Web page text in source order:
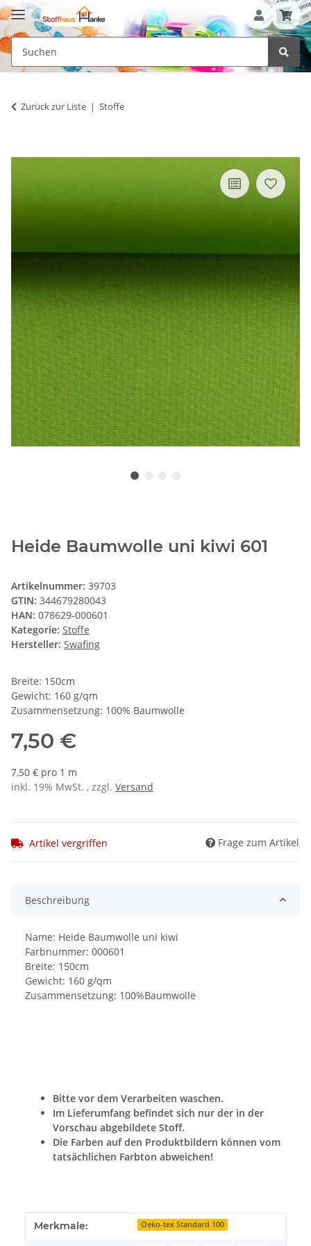
Zurück zur Liste Stoffe
Heide Baumwolle uni kiwi 601
Artikelnummer: 39703
GTIN: 344679280043
HAN: 078629-000601
Kategorie: Stoffe
Hersteller: Swafing
Breite: 150cm
Gewicht: 160 g/qm
Zusammensetzung: 100% Baumwolle
7,50 €
7,50 € pro 1 m
inkl. 19% MwSt. , zzgl. Versand
Artikel vergriffen Frage zum Artikel
Beschreibung
Name: Heide Baumwolle uni kiwi
Farbnummer: 000601
Breite: 150cm
Gewicht: 160 g/qm
Zusammensetzung: 100%Baumwolle
Bitte vor dem Verarbeiten waschen.
Im Lieferumfang befindet sich nur der in der
Vorschau abgebildete Stoff.
Die Farben auf den Produktbildern können vom
tatsächlichen Farbton abweichen!
Produkteigenschaft
Wert
Merkmale: Oeko-tex Standard 100